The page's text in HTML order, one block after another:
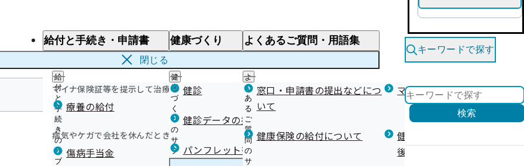
給付と手続き・申請書
給付と手続き
給
付
と
手
続
き
の
サ
ブ
マイナ保険証等を提示して治療を受けるとき
療養の給付
医療費が高額になりそう・なったとき
限度額適用認定・高額療養費・高額介護合算
病気やケガで会社を休んだとき
傷病手当金
医療費の全額を負担したとき
健康づくり
健
康
づ
く
り
の
サ
ブ
メ
健診 健診を受けた後の健康づくり
健診データの提供について 健康宣言（コラボヘルス）
パンフレット等（広報） 健康づくりコラム
よくあるご質問・用語集
よ
く
あ
る
ご
質
問
の
サ
窓口・申請書の提出などにつ
いて
マイナ保険証等関連について
健康保険の給付について
健康保険任意継続制度（退職
後の健康保険）について
閉じる
キーワードで探す
検索
岩手支部
岩手支部からのお知らせ